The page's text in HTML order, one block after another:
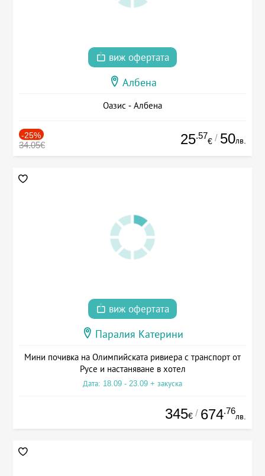
виж офертата
Албена
Оазис - Албена
-25%
34.05€ 25.57
€ / 50лв.
виж офертата
Паралия Катерини
Мини почивка на Олимпийската ривиера с транспорт от
Русе и настаняване в хотел
Дата: 18.09 - 23.09 + закуска
345€ / 674.76
лв.